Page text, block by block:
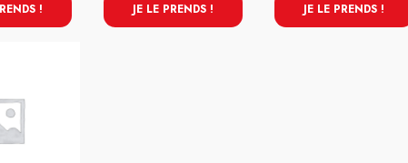
! JE LE PRENDS ! JE LE PRENDS !